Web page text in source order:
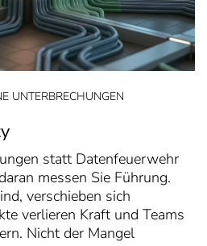
UNTERBRECHUNGEN
statt Datenfeuerwehr
messen Sie Führung.
verschieben sich
verlieren Kraft und Teams
Nicht der Mangel